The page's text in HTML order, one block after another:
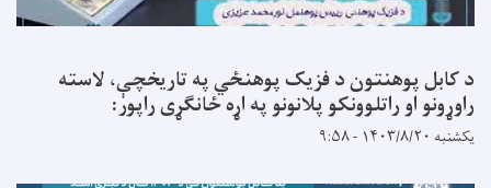
د کابل پوهنتون د فزیک پوهنځي په تاریخچې، لاسته
راوړونو او راتلوونکو پلانونو په اړه ځانګړی راپور:
یکشنبه ۱۴۰۳/۸/۲۰ - ۹:۵۸